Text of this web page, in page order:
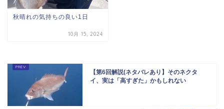
秋晴れの気持ちの良い1日
10月 15, 2024
【第6回解説(ネタバレあり】そのネクタ
イ、実は「高すぎた」かもしれない